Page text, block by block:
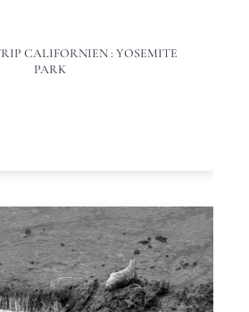
CALIFORNIEN : YOSEMITE
PARK